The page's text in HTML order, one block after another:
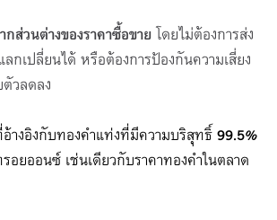
ส่วนต่างของราคาซื้อขายโดยไม่ต้องการส่ง
กเปลี่ยนได้ หรือต้องการป้องกันความเสี่ยง
วลดลง
างอิงกับทองคำแท่งที่มีความบริสุทธิ์99.5%
ยออนซ์ เช่นเดียวกับราคาทองคำในตลาด